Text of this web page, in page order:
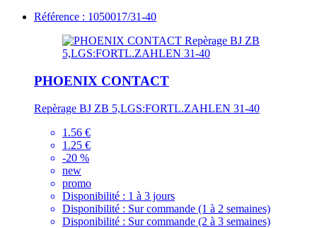
Référence : 1050017/31-40
PHOENIX CONTACT
Repèrage BJ ZB 5,LGS:FORTL.ZAHLEN 31-40
1.56 €
1.25 €
-20 %
new
promo
Disponibilité : 1 à 3 jours
Disponibilité : Sur commande (1 à 2 semaines)
Disponibilité : Sur commande (2 à 3 semaines)